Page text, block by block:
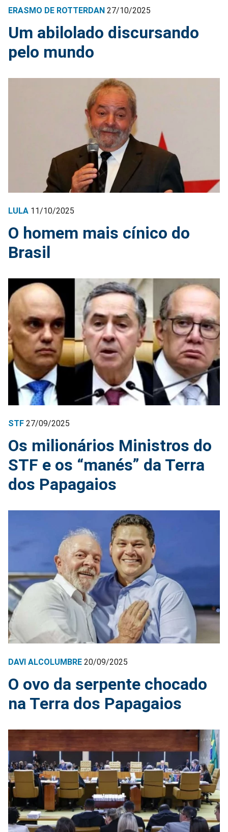
ERASMO DE ROTTERDAN 27/10/2025
Um abilolado discursando
pelo mundo
LULA 11/10/2025
O homem mais cínico do
Brasil
STF 27/09/2025
Os milionários Ministros do
STF e os “manés” da Terra
dos Papagaios
DAVI ALCOLUMBRE 20/09/2025
O ovo da serpente chocado
na Terra dos Papagaios